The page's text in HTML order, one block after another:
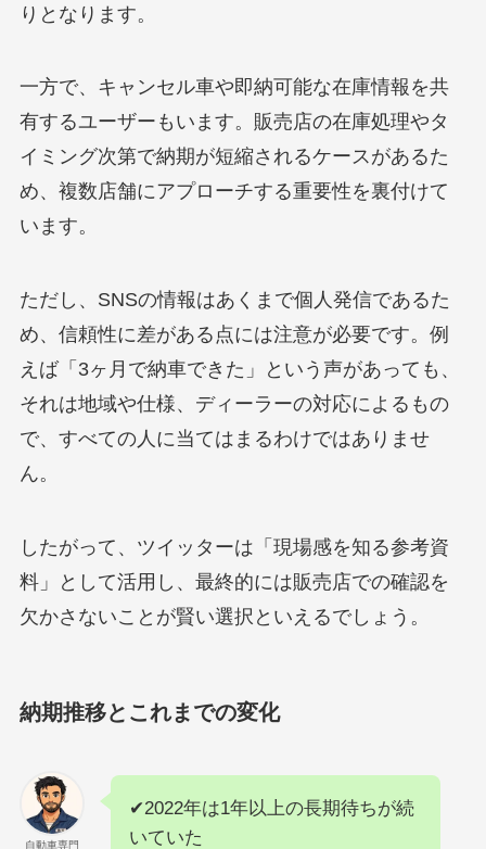
りとなります。
一方で、キャンセル車や即納可能な在庫情報を共
有するユーザーもいます。販売店の在庫処理やタ
イミング次第で納期が短縮されるケースがあるた
め、複数店舗にアプローチする重要性を裏付けて
います。
ただし、SNSの情報はあくまで個人発信であるた
め、信頼性に差がある点には注意が必要です。例
えば「3ヶ月で納車できた」という声があっても、
それは地域や仕様、ディーラーの対応によるもの
で、すべての人に当てはまるわけではありませ
ん。
したがって、ツイッターは「現場感を知る参考資
料」として活用し、最終的には販売店での確認を
欠かさないことが賢い選択といえるでしょう。
納期推移とこれまでの変化
自動車専門
✔2022年は1年以上の長期待ちが続
いていた